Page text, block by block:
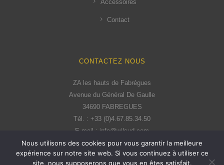
Accessoires
Contact
CONTACTEZ NOUS
ZA les hauts de Fabrégues
Avenue du Général De Gaulle
34690 FABREGUES
Tél. : +33 (0)4.67.85.34.50
E-mail : info@wilsud.com
Nous utilisons des cookies pour vous garantir la meilleure
expérience sur notre site web. Si vous continuez à utiliser ce
site, nous supposerons que vous en êtes satisfait.